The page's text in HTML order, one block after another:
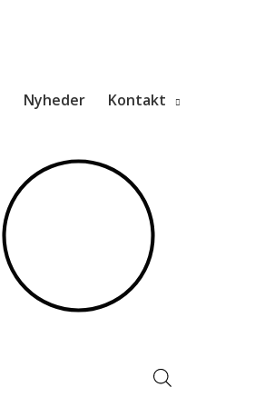
Nyheder Kontakt